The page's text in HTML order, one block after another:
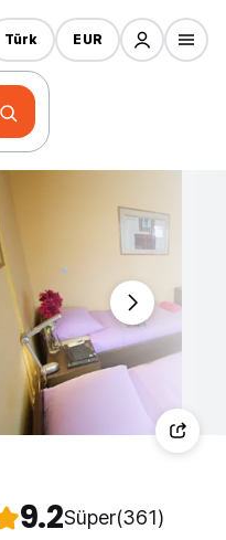
Türk EUR
9.2Süper(361)